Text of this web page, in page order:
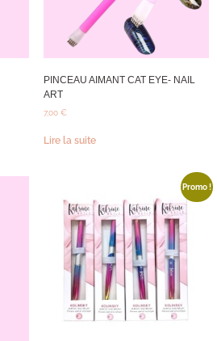
PINCEAU AIMANT CAT EYE- NAIL
ART
7,00 €
Lire la suite
Promo !